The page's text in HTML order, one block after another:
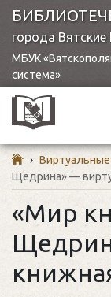
города
МБУК
система»
›
Щедрина» —
«Мир